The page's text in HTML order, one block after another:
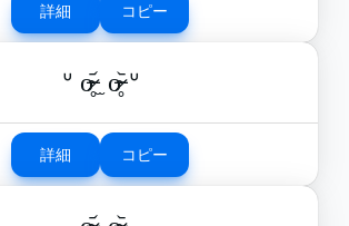
詳細 コピー
ᐡ o̴̶̷̥᷄ ̫ o̴̶̷̥᷅ ᐡ
詳細 コピー